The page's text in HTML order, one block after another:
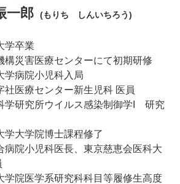
郎 (もりち しんいちろう)
学卒業
災害医療センターにて初期研修
病院小児科入局
医療センター新生児科 医員
研究所ウイルス感染制御学I 研究
大学院博士課程修了
院小児科医長、東京慈恵会医科大
院医学系研究科科目等履修生高度